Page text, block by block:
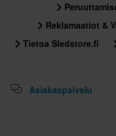
Reklamaatiot &
Tietoa Sledstore.fi
Asiakaspalvelu